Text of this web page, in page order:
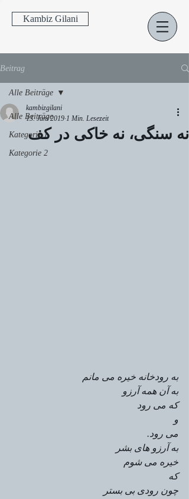
Kambiz Gilani
Beitrag
Alle Beiträge
Kategorie 1
Kategorie 2
Alle Beiträge
نه سنگی، نه خاکی در کف
kambizgilani
13. Juni 2019 1 Min. Lesezeit
به رودخانه خیره می مانم
به آن همه آرزو
که می رود
و
می رود.
به آرزو های بشر
خیره می شوم
که
چون رودی بی بستر